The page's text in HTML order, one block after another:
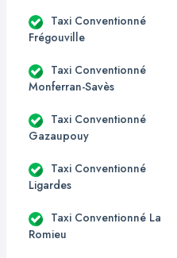
Taxi Conventionné
Frégouville
Taxi Conventionné
Monferran-Savès
Taxi Conventionné
Gazaupouy
Taxi Conventionné
Ligardes
Taxi Conventionné La
Romieu